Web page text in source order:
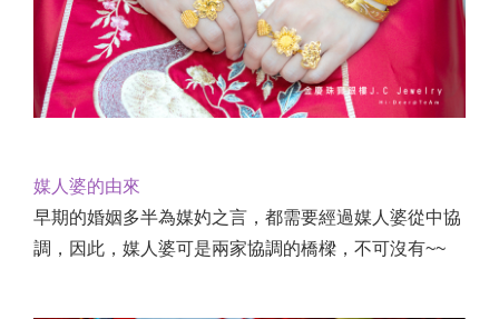
媒人婆的由來
早期的婚姻多半為媒妁之言，都需要經過媒人婆從中協
調，因此，媒人婆可是兩家協調的橋樑，不可沒有~~